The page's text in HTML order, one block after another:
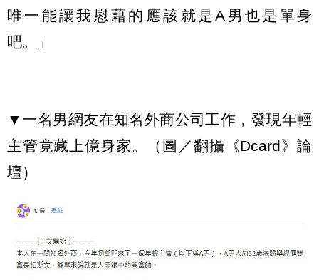
唯一能讓我慰藉的應該就是A男也是單身
吧。」
▼一名男網友在知名外商公司工作，發現年輕
主管竟藏上億身家。（圖／翻攝《Dcard》論
壇）